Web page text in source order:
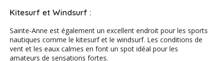
Kitesurf et Windsurf :
Sainte-Anne est également un excellent endroit pour les sports
nautiques comme le kitesurf et le windsurf. Les conditions de
vent et les eaux calmes en font un spot idéal pour les
amateurs de sensations fortes.